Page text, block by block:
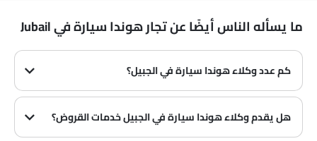
ما يسأله الناس أيضًا عن تجار هوندا سيارة في Jubail
كم عدد وكلاء هوندا سيارة في الجبيل؟
هل يقدم وكلاء هوندا سيارة في الجبيل خدمات القروض؟